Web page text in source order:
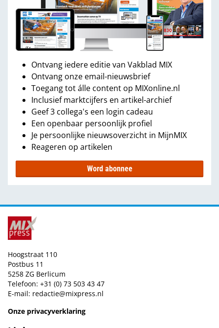
Ontvang iedere editie van Vakblad MIX
Ontvang onze email-nieuwsbrief
Toegang tot álle content op MIXonline.nl
Inclusief marktcijfers en artikel-archief
Geef 3 collega's een login cadeau
Een openbaar persoonlijk profiel
Je persoonlijke nieuwsoverzicht in MijnMIX
Reageren op artikelen
Word abonnee
Hoogstraat 110
Postbus 11
5258 ZG Berlicum
Telefoon: +31 (0) 73 503 43 47
E-mail: redactie@mixpress.nl
Onze privacyverklaring